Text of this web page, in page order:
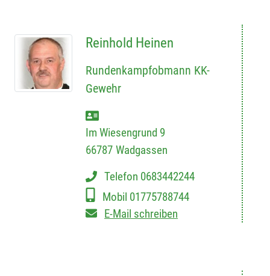
Reinhold Heinen
Rundenkampfobmann KK-
Gewehr
Im Wiesengrund 9
66787 Wadgassen
Telefon 0683442244
Mobil 01775788744
E-Mail schreiben